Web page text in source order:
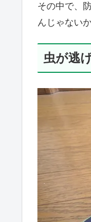
その中で、
んじゃない
虫が逃